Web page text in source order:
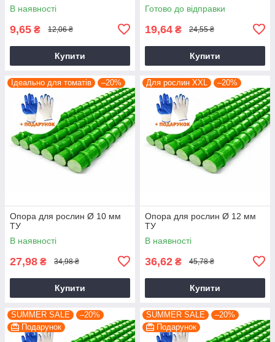
В наявності
9,65 ₴ 12,06 ₴
Купити
Готово до відправки
19,64 ₴ 24,55 ₴
Купити
Ідеально для томатів –20%
Опора для рослин Ø 10 мм
ТУ
В наявності
27,98 ₴ 34,98 ₴
Купити
Для рослин XXL –20%
Опора для рослин Ø 12 мм
ТУ
В наявності
36,62 ₴ 45,78 ₴
Купити
SUMMER SALE
–20%
Подарунок
SUMMER SALE
–20%
Подарунок